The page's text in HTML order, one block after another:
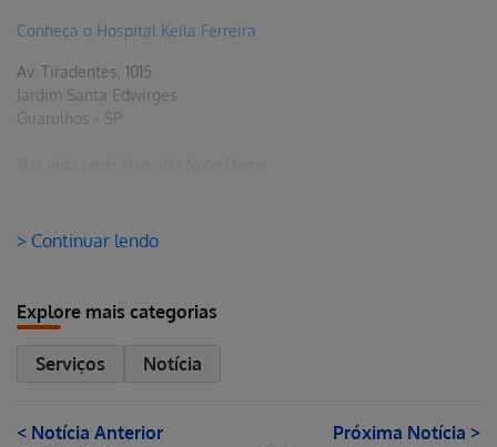
Conheça o Hospital Keila Ferreira
Av. Tiradentes, 1015
Jardim Santa Edwirges
Guarulhos - SP
> Continuar lendo
Explore mais categorias
Serviços Notícia
< Notícia Anterior Próxima Notícia >